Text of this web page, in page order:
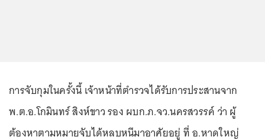
การจับกุมในครั้งนี้ เจ้าหน้าที่ตำรวจได้รับการประสานจาก
พ.ต.อ.โกมินทร์ สิงห์ขาว รอง ผบก.ภ.จว.นครสวรรค์ ว่า ผู้
ต้องหาตามหมายจับได้หลบหนีมาอาศัยอยู่ ที่ อ.หาดใหญ่